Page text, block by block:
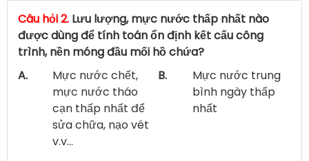
Câu hỏi 2. Lưu lượng, mực nước thấp nhất nào
được dùng để tính toán ổn định kết cấu công
trình, nền móng đầu mối hồ chứa?
A.
Mực nước chết,
mực nước tháo
cạn thấp nhất để
sửa chữa, nạo vét
v.v...
B.
Mực nước trung
bình ngày thấp
nhất